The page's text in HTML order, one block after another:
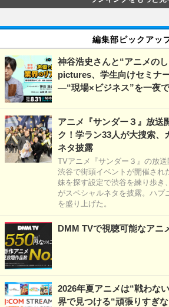
編集部ピックアッ
神谷浩史さんと“アニメの
pictures、学生向けセミナ
―“現場×ビジネス”を一夜
アニメ『サンダー３』放送
ク！学ラン33人が大捜索、
ネタ披露
TVアニメ『サンダー３』の放
渋谷で街頭イベントが開催され
妹を探す設定で渋谷を練り歩き
がスペシャルネタを披露。ハプ
を盛り上げた。
DMM TVで視聴可能なアニ
2026年夏アニメは“戦わな
界で見つける“頑張りすぎ